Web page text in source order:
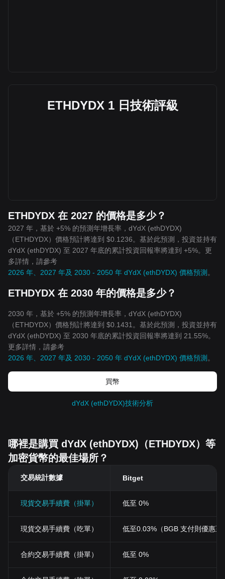
ETHDYDX 1 日技術評級
ETHDYDX 在 2027 的價格是多少？
2027 年，基於 +5% 的預測年增長率，dYdX (ethDYDX)
（ETHDYDX）價格預計將達到 $0.1236。基於此預測，投資並持有
dYdX (ethDYDX) 至 2027 年底的累計投資回報率將達到 +5%。更
多詳情，請參考
2026 年、2027 年及 2030 - 2050 年 dYdX (ethDYDX) 價格預測 。
ETHDYDX 在 2030 年的價格是多少？
2030 年，基於 +5% 的預測年增長率，dYdX (ethDYDX)
（ETHDYDX）價格預計將達到 $0.1431。基於此預測，投資並持有
dYdX (ethDYDX) 至 2030 年底的累計投資回報率將達到 21.55%。
更多詳情，請參考
2026 年、2027 年及 2030 - 2050 年 dYdX (ethDYDX) 價格預測 。
買幣
dYdX (ethDYDX)技術分析
哪裡是購買 dYdX (ethDYDX)（ETHDYDX）等
加密貨幣的最佳場所？
交易統計數據 Bitget
現貨交易手續費（掛單） 低至 0%
現貨交易手續費（吃單） 低至0.03%（BGB 支付則優惠至
合約交易手續費（掛單） 低至 0%